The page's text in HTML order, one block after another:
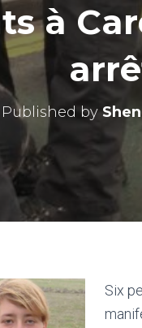
à
Published by
Six